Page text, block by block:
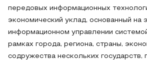
передовых информационных
экономический уклад, основанный на
информационном управлении
рамках города, региона, страны,
содружества нескольких государств,